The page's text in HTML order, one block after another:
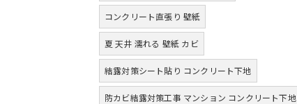
コンクリート直張り 壁紙
夏 天井 濡れる 壁紙 カビ
結露対策シート貼り コンクリート下地
防カビ結露対策工事 マンション コンクリート下地